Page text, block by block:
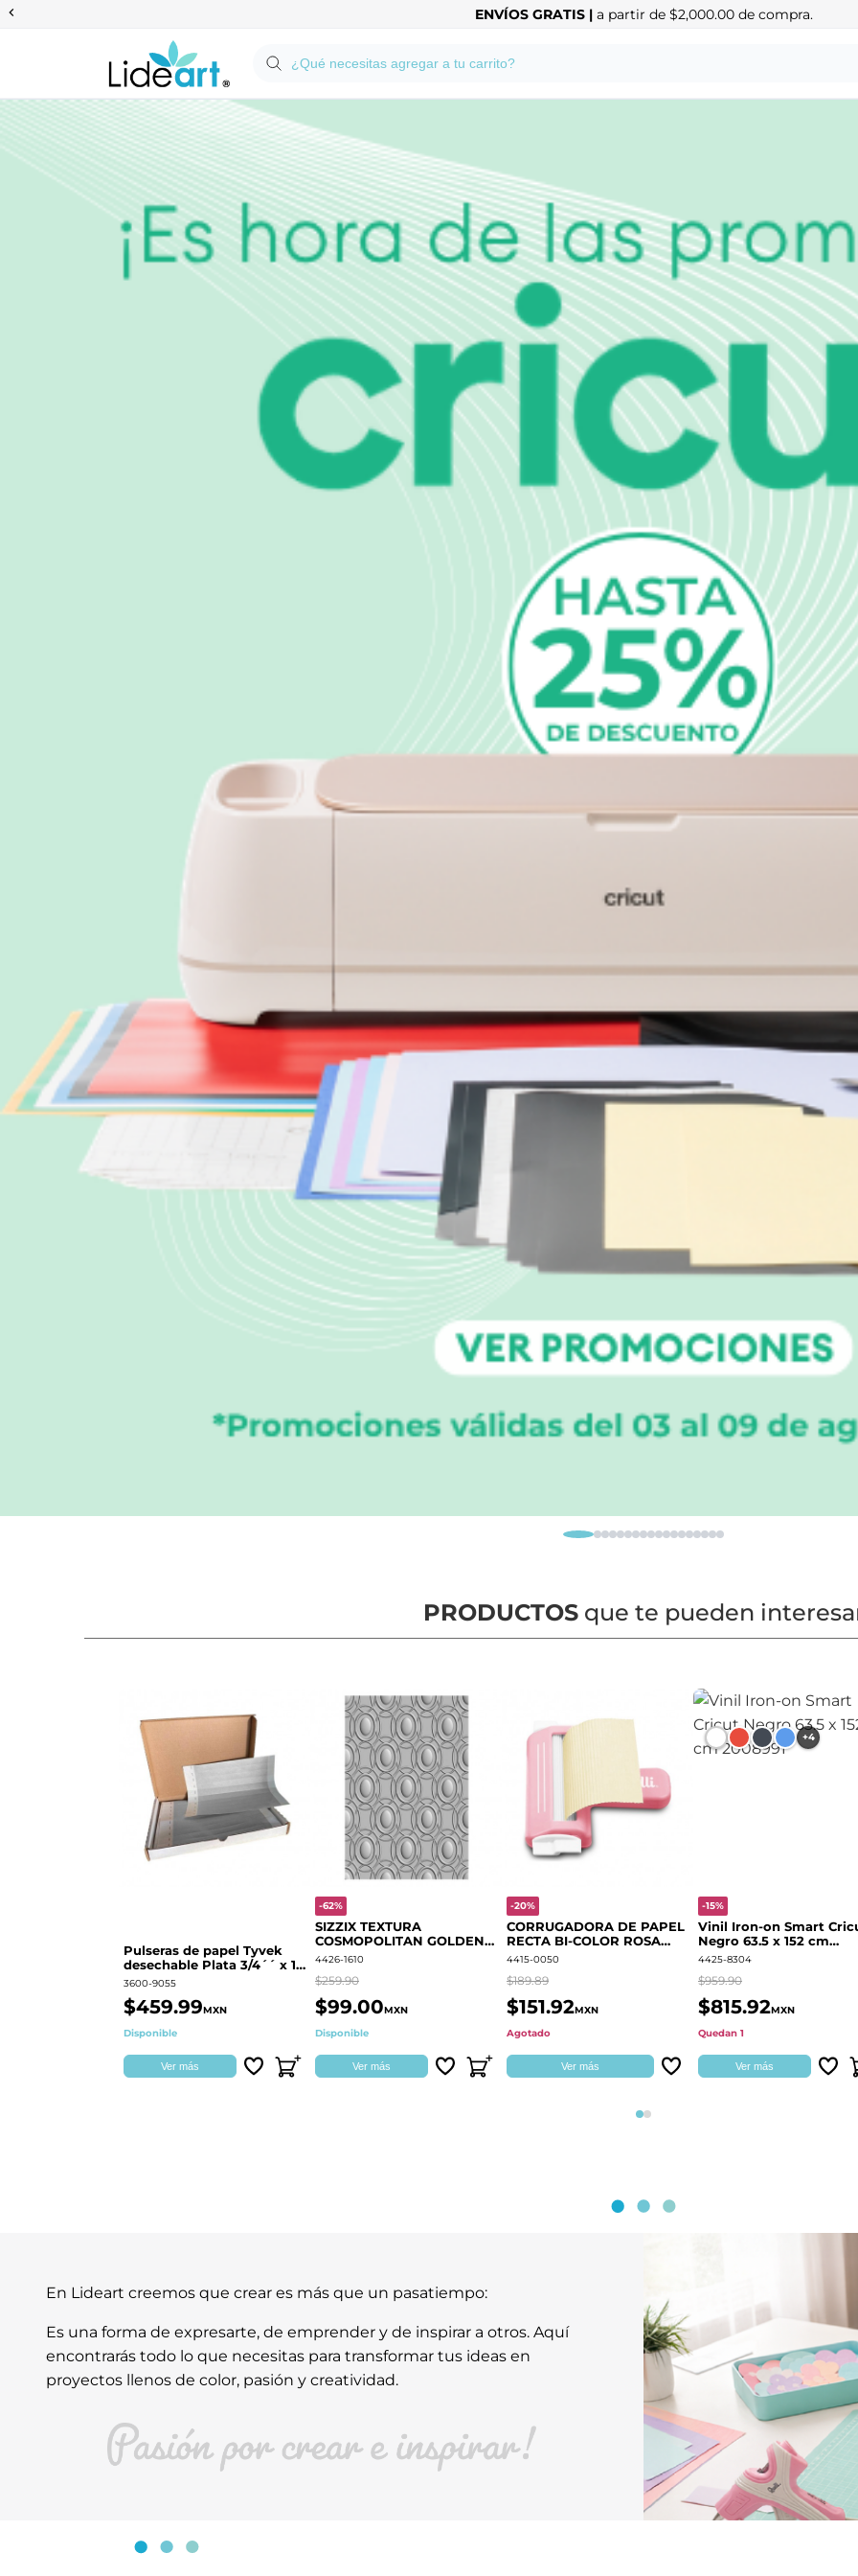
Anterior ENVÍOS GRATIS | a partir de $2,000.00 de compra.
PRODUCTOSque te pueden
Pulseras de papel Tyvek
desechable Plata 3/4´´ x 10
´´
3600-9055
$459.99MXN
Disponible
Ver más
-62%
SIZZIX TEXTURA
COSMOPOLITAN GOLDEN
RINGS S.PARK 666700
4426-1610
$259.90
$99.00MXN
Disponible
Ver más
-20%
CORRUGADORA DE PAPEL
RECTA BI-COLOR ROSA
QUELLI
4415-0050
$189.89
$151.92MXN
Agotado
Ver más
+4
-15%
Vinil Iron-on Smart
Negro 63.5 x 152 cm
2008991
4425-8304
$959.90
$815.92MXN
Quedan 1
Ver más
Página 1
Página 2
En Lideart creemos que crear es más que un pasatiempo:
Es una forma de expresarte, de emprender y de inspirar a otros. Aquí
encontrarás todo lo que necesitas para transformar tus ideas en
proyectos llenos de color, pasión y creatividad.